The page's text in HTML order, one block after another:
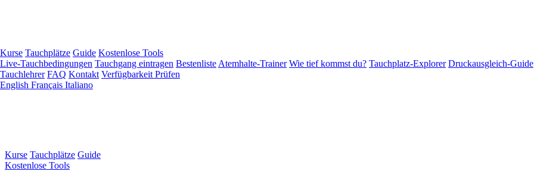
Kurse Tauchplätze Guide
Kostenlose Tools
Kurse Tauchplätze Guide Kostenlose Tools
Live-Tauchbedingungen Tauchgang eintragen Bestenliste Atemhalte-Trainer Wie tief kommst du? Tauchplatz-Explorer Druckausgleich-Guide
Tauchlehrer FAQ Kontakt Verfügbarkeit Prüfen
English Français Italiano